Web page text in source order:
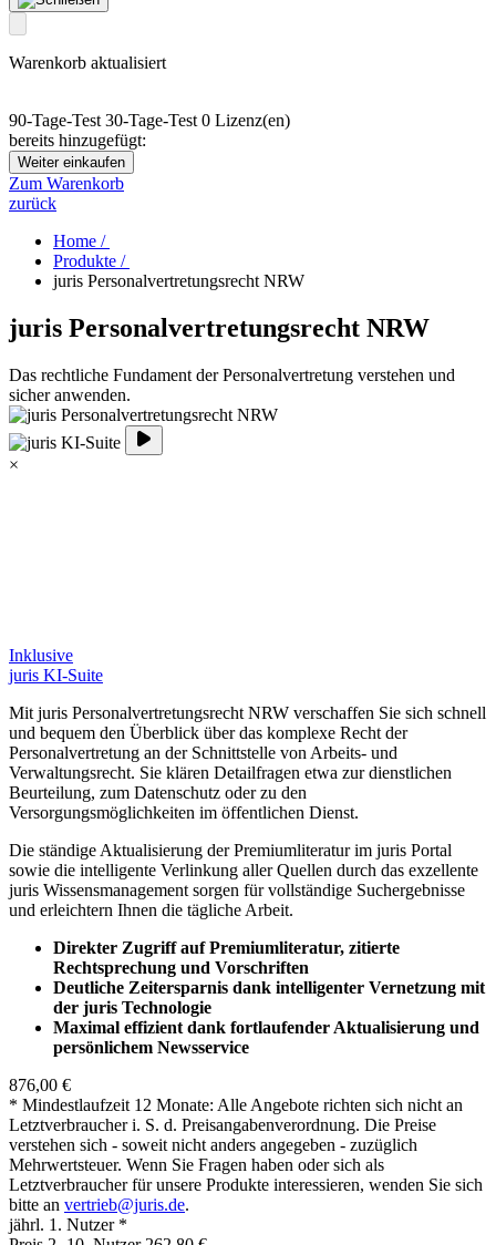
Warenkorb aktualisiert
90-Tage-Test 30-Tage-Test 0 Lizenz(en)
bereits hinzugefügt:
Weiter einkaufen
Zum Warenkorb
zurück
Home /
Produkte /
juris Personalvertretungsrecht NRW
juris Personalvertretungsrecht NRW
Das rechtliche Fundament der Personalvertretung verstehen und
sicher anwenden.
×
Inklusive
juris KI-Suite
Mit juris Personalvertretungsrecht NRW verschaffen Sie sich schnell
und bequem den Überblick über das komplexe Recht der
Personalvertretung an der Schnittstelle von Arbeits- und
Verwaltungsrecht. Sie klären Detailfragen etwa zur dienstlichen
Beurteilung, zum Datenschutz oder zu den
Versorgungsmöglichkeiten im öffentlichen Dienst.
Die ständige Aktualisierung der Premiumliteratur im juris Portal
sowie die intelligente Verlinkung aller Quellen durch das exzellente
juris Wissensmanagement sorgen für vollständige Suchergebnisse
und erleichtern Ihnen die tägliche Arbeit.
Direkter Zugriff auf Premiumliteratur, zitierte
Rechtsprechung und Vorschriften
Deutliche Zeitersparnis dank intelligenter Vernetzung mit
der juris Technologie
Maximal effizient dank fortlaufender Aktualisierung und
persönlichem Newsservice
876,00 €
* Mindestlaufzeit 12 Monate: Alle Angebote richten sich nicht an
Letztverbraucher i. S. d. Preisangabenverordnung. Die Preise
verstehen sich - soweit nicht anders angegeben - zuzüglich
Mehrwertsteuer. Wenn Sie Fragen haben oder sich als
Letztverbraucher für unsere Produkte interessieren, wenden Sie sich
bitte an vertrieb@juris.de.
jährl. 1. Nutzer *